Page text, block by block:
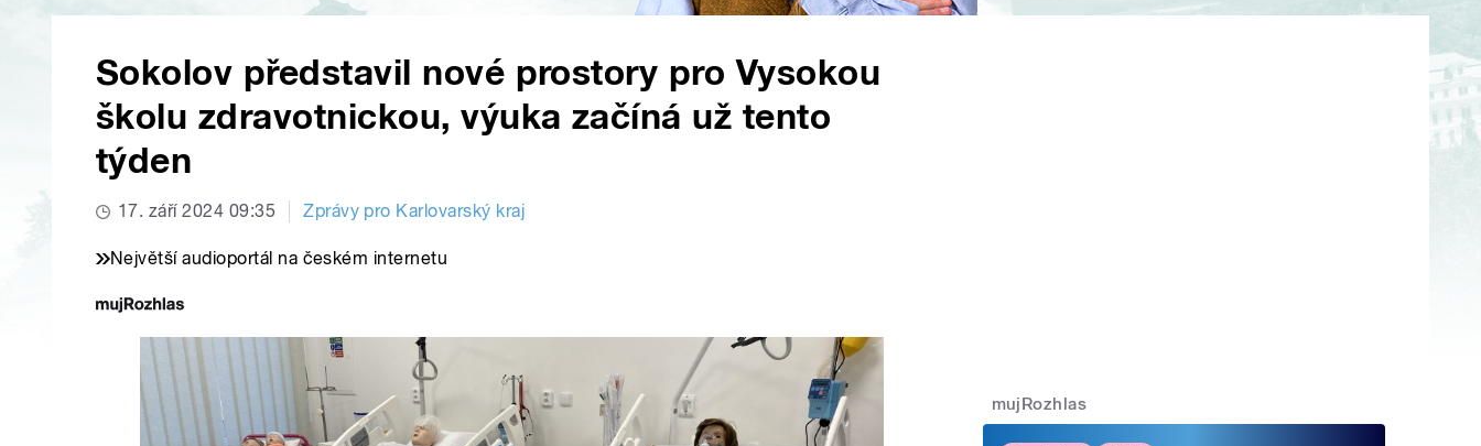
Sokolov představil nové prostory pro Vysokou
školu zdravotnickou, výuka začíná už tento
týden
17. září 2024 09:35 Zprávy pro Karlovarský kraj
Největší audioportál na českém internetu
mujRozhlas